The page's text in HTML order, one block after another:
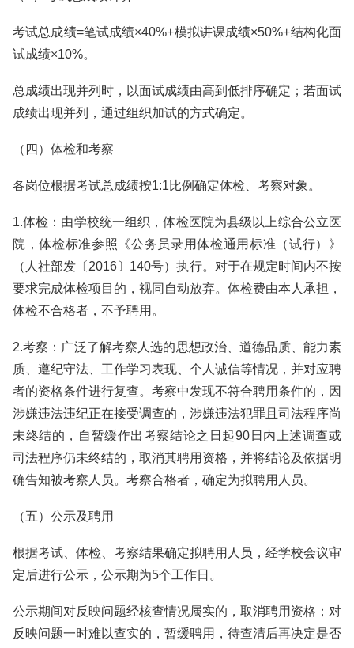
考试总成绩=笔试成绩×40%+模拟讲课成绩×50%+结构化面
试成绩×10%。
总成绩出现并列时，以面试成绩由高到低排序确定；若面试
成绩出现并列，通过组织加试的方式确定。
（四）体检和考察
各岗位根据考试总成绩按1:1比例确定体检、考察对象。
1.体检：由学校统一组织，体检医院为县级以上综合公立医
院，体检标准参照《公务员录用体检通用标准（试行）》
（人社部发〔2016〕140号）执行。对于在规定时间内不按
要求完成体检项目的，视同自动放弃。体检费由本人承担，
体检不合格者，不予聘用。
2.考察：广泛了解考察人选的思想政治、道德品质、能力素
质、遵纪守法、工作学习表现、个人诚信等情况，并对应聘
者的资格条件进行复查。考察中发现不符合聘用条件的，因
涉嫌违法违纪正在接受调查的，涉嫌违法犯罪且司法程序尚
未终结的，自暂缓作出考察结论之日起90日内上述调查或
司法程序仍未终结的，取消其聘用资格，并将结论及依据明
确告知被考察人员。考察合格者，确定为拟聘用人员。
（五）公示及聘用
根据考试、体检、考察结果确定拟聘用人员，经学校会议审
定后进行公示，公示期为5个工作日。
公示期间对反映问题经核查情况属实的，取消聘用资格；对
反映问题一时难以查实的，暂缓聘用，待查清后再决定是否